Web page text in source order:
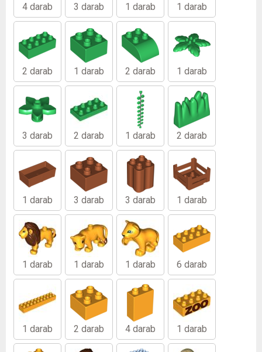
4 darab 3 darab 1 darab 1 darab
2 darab 1 darab 2 darab 1 darab
3 darab 2 darab 1 darab 2 darab
1 darab 3 darab 3 darab 1 darab
1 darab 1 darab 1 darab 6 darab
1 darab 2 darab 4 darab 1 darab